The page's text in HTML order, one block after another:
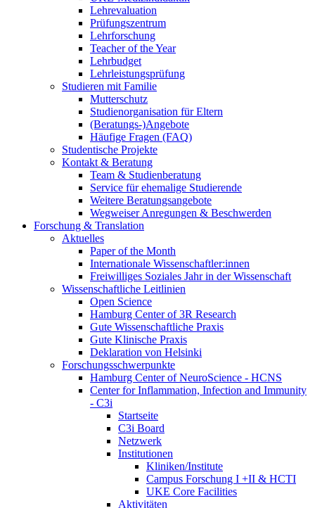
Lehrevaluation
Prüfungszentrum
Lehrforschung
Teacher of the Year
Lehrbudget
Lehrleistungsprüfung
Studieren mit Familie
Mutterschutz
Studienorganisation für Eltern
(Beratungs-)Angebote
Häufige Fragen (FAQ)
Studentische Projekte
Kontakt & Beratung
Team & Studienberatung
Service für ehemalige Studierende
Weitere Beratungsangebote
Wegweiser Anregungen & Beschwerden
Forschung & Translation
Aktuelles
Paper of the Month
Internationale Wissenschaftler:innen
Freiwilliges Soziales Jahr in der Wissenschaft
Wissenschaftliche Leitlinien
Open Science
Hamburg Center of 3R Research
Gute Wissenschaftliche Praxis
Gute Klinische Praxis
Deklaration von Helsinki
Forschungsschwerpunkte
Hamburg Center of NeuroScience - HCNS
Center for Inflammation, Infection and Immunity
- C3i
Startseite
C3i Board
Netzwerk
Institutionen
Kliniken/Institute
Campus Forschung I +II & HCTI
UKE Core Facilities
Aktivitäten